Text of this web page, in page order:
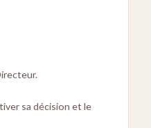
sa décision et le